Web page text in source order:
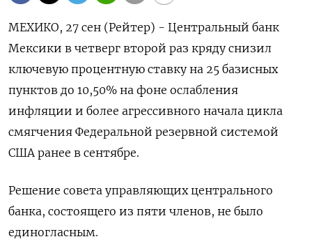
МЕХИКО, 27 сен (Рейтер) - Центральный банк
Мексики в четверг второй раз кряду снизил
ключевую процентную ставку на 25 базисных
пунктов до 10,50% на фоне ослабления
инфляции и более агрессивного начала цикла
смягчения Федеральной резервной системой
США ранее в сентябре.
Решение совета управляющих центрального
банка, состоящего из пяти членов, не было
единогласным.